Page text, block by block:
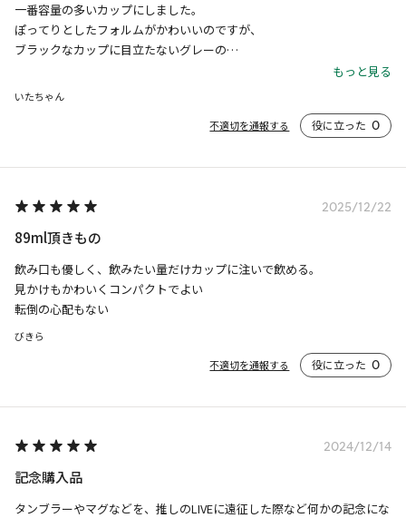
一番容量の多いカップにしました。
ぽってりとしたフォルムがかわいいのですが、
ブラックなカップに目立たないグレーの
飲みやすい、マグカップです。
もっと見る
いたちゃん
不適切を通報する 役に立った 0
2025/12/22
89ml頂きもの
飲み口も優しく、飲みたい量だけカップに注いで飲める。
見かけもかわいくコンパクトでよい
転倒の心配もない
びきら
不適切を通報する 役に立った 0
2024/12/14
記念購入品
タンブラーやマグなどを、推しのLIVEに遠征した際など何かの記念にな